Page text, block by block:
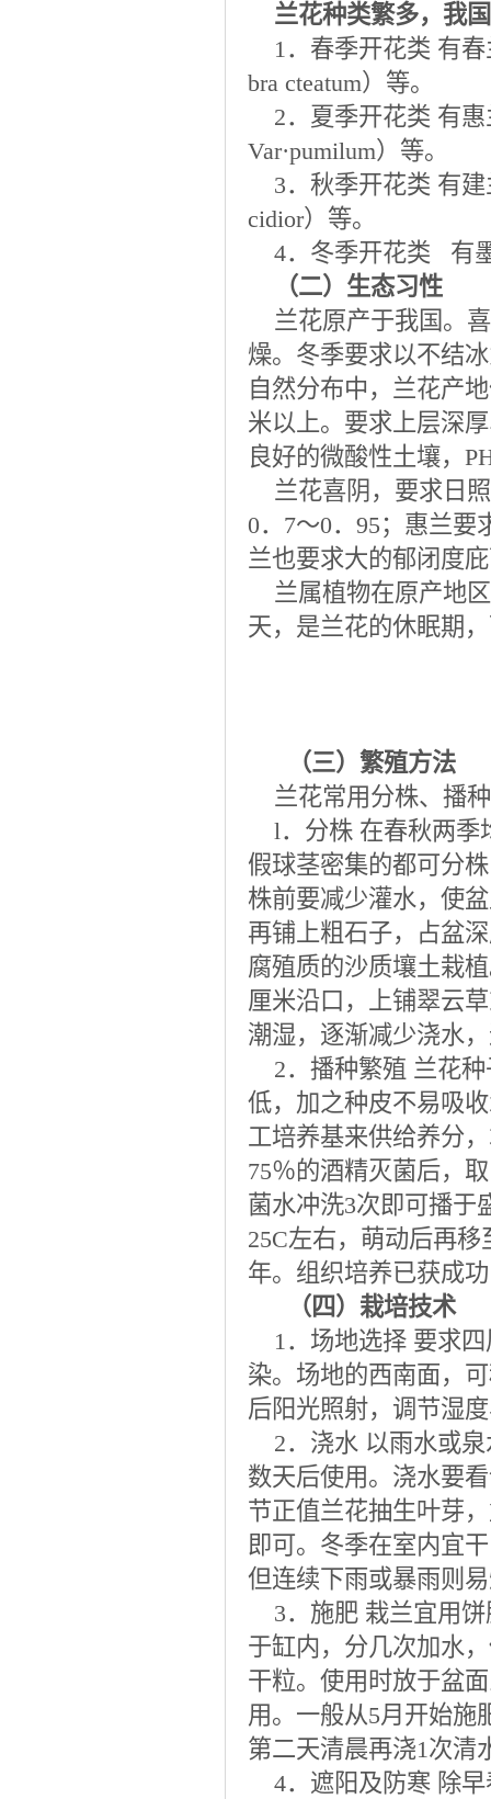
兰花种类繁多，我
1．春季开花类 有春
bra cteatum）等。
2．夏季开花类 有惠
Var·pumilum）等。
3．秋季开花类 有建
cidior）等。
4．冬季开花类 有墨
（二）生态习性
兰花原产于我国。
燥。冬季要求以不结
自然分布中，兰花产
米以上。要求上层深
良好的微酸性土壤，
兰花喜阴，要求日
0．7～0．95；惠兰要
兰也要求大的郁闭度
兰属植物在原产地
天，是兰花的休眠期
（三）繁殖方法
兰花常用分株、播
l．分株 在春秋两季
假球茎密集的都可分
株前要减少灌水，使
再铺上粗石子，占盆
腐殖质的沙质壤土栽
厘米沿口，上铺翠云
潮湿，逐渐减少浇水
2．播种繁殖 兰花种
低，加之种皮不易吸
工培养基来供给养分
75％的酒精灭菌后，
菌水冲洗3次即可播于
25C左右，萌动后再
年。组织培养已获成
（四）栽培技术
1．场地选择 要求四
染。场地的西南面，
后阳光照射，调节湿
2．浇水 以雨水或泉
数天后使用。浇水要
节正值兰花抽生叶芽
即可。冬季在室内宜
但连续下雨或暴雨则
3．施肥 栽兰宜用饼
于缸内，分几次加水
干粒。使用时放于盆
用。一般从5月开始施
第二天清晨再浇1次清
4．遮阳及防寒 除早